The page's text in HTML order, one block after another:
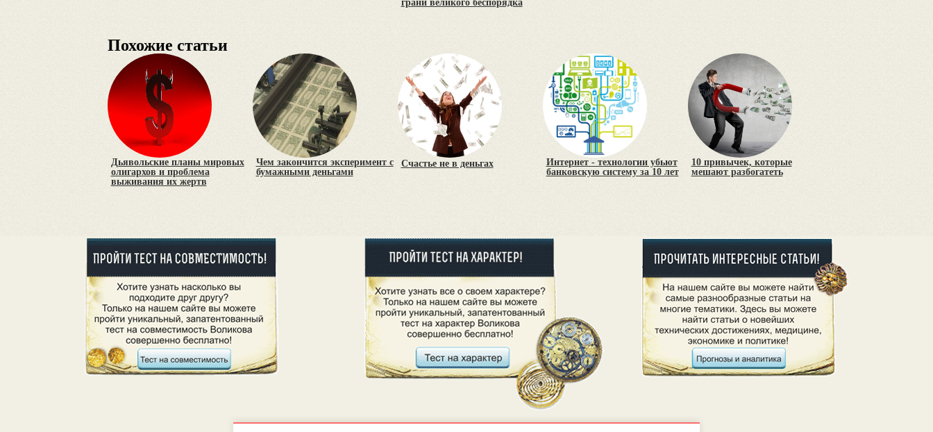
грани великого беспорядка
Похожие статьи
Дьявольские планы мировых
олигархов и проблема
выживания их жертв
Чем закончится эксперимент с
бумажными деньгами
Счастье не в деньгах
Интернет - технологии убьют
банковскую систему за 10 лет
10 привычек, которые
мешают разбогатеть